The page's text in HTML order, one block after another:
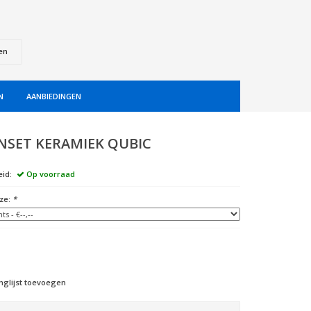
AANBIEDINGEN
KERAMIEK QUBIC
Op voorraad
*
toevoegen